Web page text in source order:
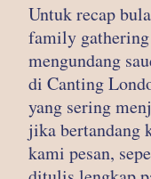
Untuk recap
family gathering
mengundang
di Canting
yang sering
jika bertandang
kami pesan,